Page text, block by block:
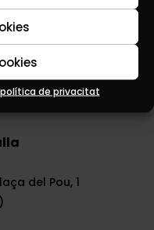
de privacitat
del Pou, 1